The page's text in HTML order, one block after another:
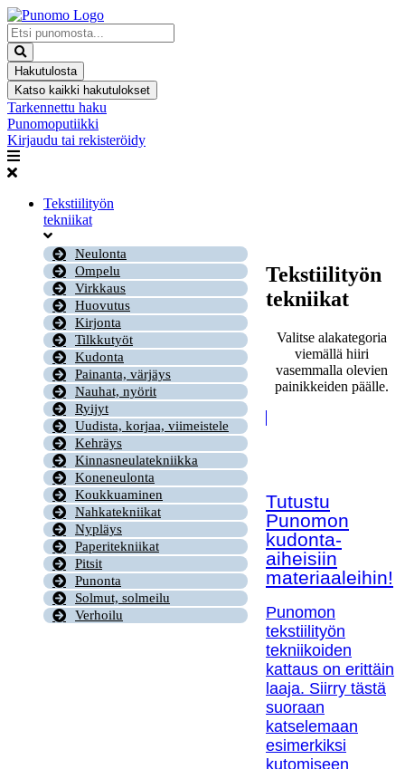
Mene
sisältöön
Search
...
Hakutulosta
Katso kaikki hakutulokset
Tarkennettu haku
Punomoputiikki
Kirjaudu tai rekisteröidy
Tekstiilityön
tekniikat
Neulonta
Ompelu
Virkkaus
Huovutus
Kirjonta
Tilkkutyöt
Kudonta
Painanta, värjäys
Nauhat, nyörit
Ryijyt
Uudista, korjaa, viimeistele
Kehräys
Kinnasneulatekniikka
Koneneulonta
Koukkuaminen
Nahkatekniikat
Nypläys
Paperitekniikat
Pitsit
Punonta
Solmut, solmeilu
Verhoilu
Tekstiilityön
tekniikat
Valitse alakategoria
viemällä hiiri
vasemmalla olevien
painikkeiden päälle.
Tutustu
Punomon
kudonta-
aiheisiin
materiaaleihin!
Punomon
tekstiilityön
tekniikoiden
kattaus on erittäin
laaja. Siirry tästä
suoraan
katselemaan
esimerkiksi
kutomiseen